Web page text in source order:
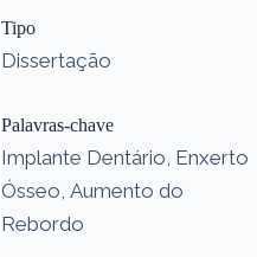
Tipo
Dissertação
Palavras-chave
Implante Dentário, Enxerto
Ósseo, Aumento do
Rebordo